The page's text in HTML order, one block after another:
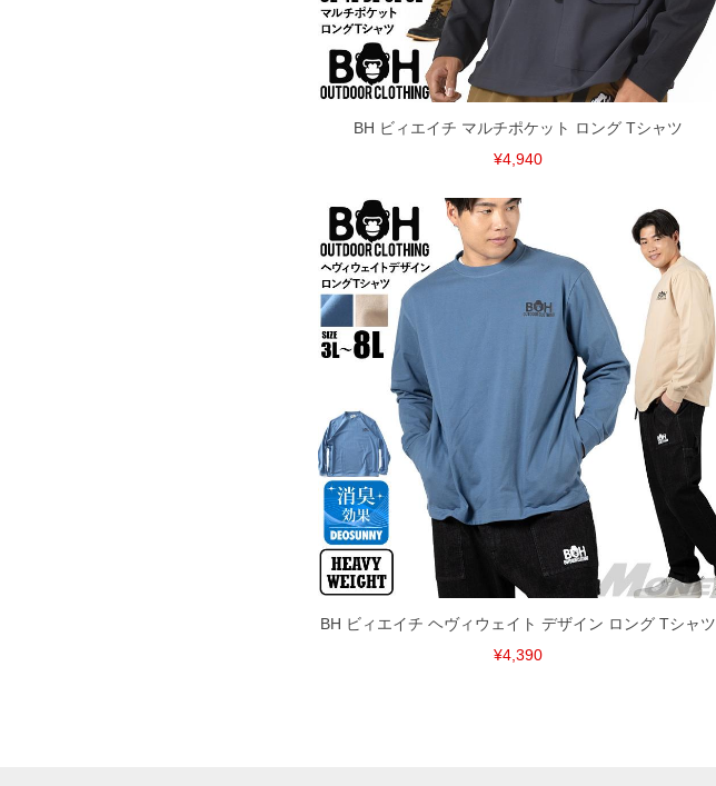
BH ビィエイチ マルチポケット ロング Tシャツ
¥4,940
BH ビィエイチ ヘヴィウェイト デザイン ロング Tシャツ
¥4,390